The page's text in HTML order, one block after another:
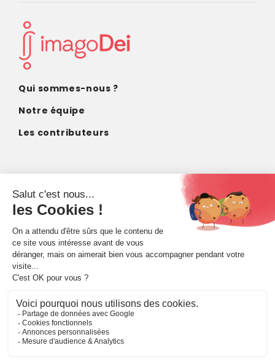
Qui sommes-nous ?
Notre équipe
Les contributeurs
contact@imagodei.fr
FAIRE UN DON